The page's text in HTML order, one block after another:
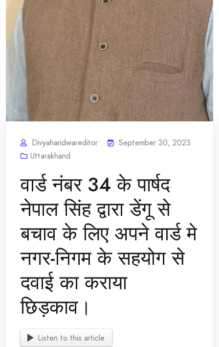
Divyaharidwareditor
September 30, 2023
Uttarakhand
वार्ड नंबर 34 के पार्षद
नेपाल सिंह द्वारा डेंगू से
बचाव के लिए अपने वार्ड मे
नगर-निगम के सहयोग से
दवाई का कराया
छिड़काव।
Listen to this article